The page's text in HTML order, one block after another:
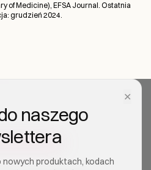
of Medicine), EFSA Journal. Ostatnia
grudzień 2024.
✕
naszego
produktach, kodach